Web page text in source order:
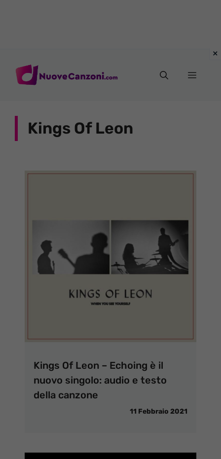
Menu
Kings Of Leon
Kings Of Leon – Echoing è il
nuovo singolo: audio e testo
della canzone
11 Febbraio 2021